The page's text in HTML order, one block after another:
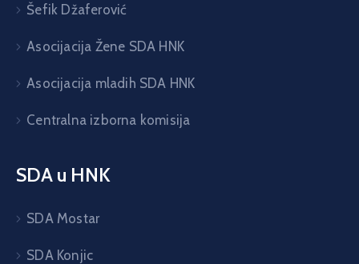
Šefik Džaferović
Asocijacija Žene SDA HNK
Asocijacija mladih SDA HNK
Centralna izborna komisija
SDA u HNK
SDA Mostar
SDA Konjic